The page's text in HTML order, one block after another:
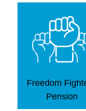
Government
Orders
Government
Circulars
Government
Calender
Freedom
Pension